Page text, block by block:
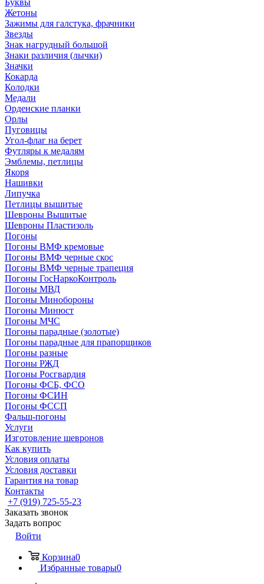
Буквы
Жетоны
Зажимы для галстука, фрачники
Звезды
Знак нагрудный большой
Знаки различия (лычки)
Значки
Кокарда
Колодки
Медали
Орденские планки
Орлы
Пуговицы
Угол-флаг на берет
Футляры к медалям
Эмблемы, петлицы
Якоря
Нашивки
Липучка
Петлицы вышитые
Шевроны Вышитые
Шевроны Пластизоль
Погоны
Погоны ВМФ кремовые
Погоны ВМФ черные скос
Погоны ВМФ черные трапеция
Погоны ГосНаркоКонтроль
Погоны МВД
Погоны Минобороны
Погоны Минюст
Погоны МЧС
Погоны парадные (золотые)
Погоны парадные для прапорщиков
Погоны разные
Погоны РЖД
Погоны Росгвардия
Погоны ФСБ, ФСО
Погоны ФСИН
Погоны ФССП
Фальш-погоны
Услуги
Изготовление шевронов
Как купить
Условия оплаты
Условия доставки
Гарантия на товар
Контакты
+7 (919) 725-55-23
Заказать звонок
Задать вопрос
Войти
Корзина0
Избранные товары0